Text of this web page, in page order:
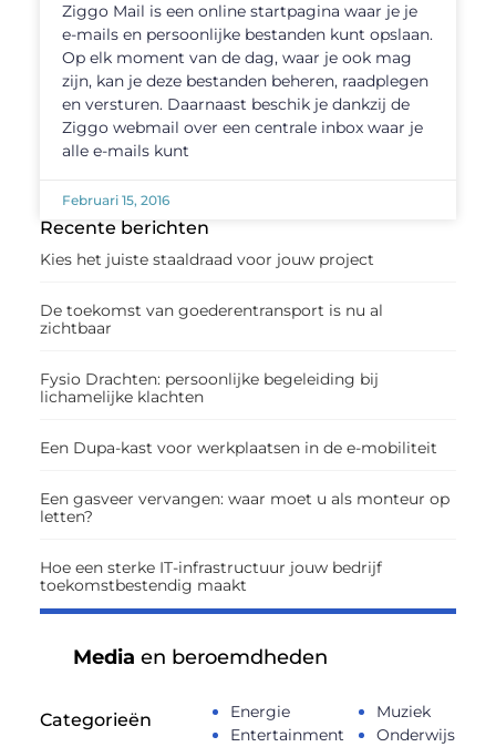
Recente berichten
Kies het juiste staaldraad voor jouw project
De toekomst van goederentransport is nu al
zichtbaar
Fysio Drachten: persoonlijke begeleiding bij
lichamelijke klachten
Een Dupa-kast voor werkplaatsen in de e-mobiliteit
Een gasveer vervangen: waar moet u als monteur op
letten?
Hoe een sterke IT-infrastructuur jouw bedrijf
toekomstbestendig maakt
Categorieën
Energie
Entertainment
Muziek
Onderwijs
Media en beroemdheden
Ziggo Mail is een online startpagina waar je je
e-mails en persoonlijke bestanden kunt opslaan.
Op elk moment van de dag, waar je ook mag
zijn, kan je deze bestanden beheren, raadplegen
en versturen. Daarnaast beschik je dankzij de
Ziggo webmail over een centrale inbox waar je
alle e-mails kunt
Februari 15, 2016